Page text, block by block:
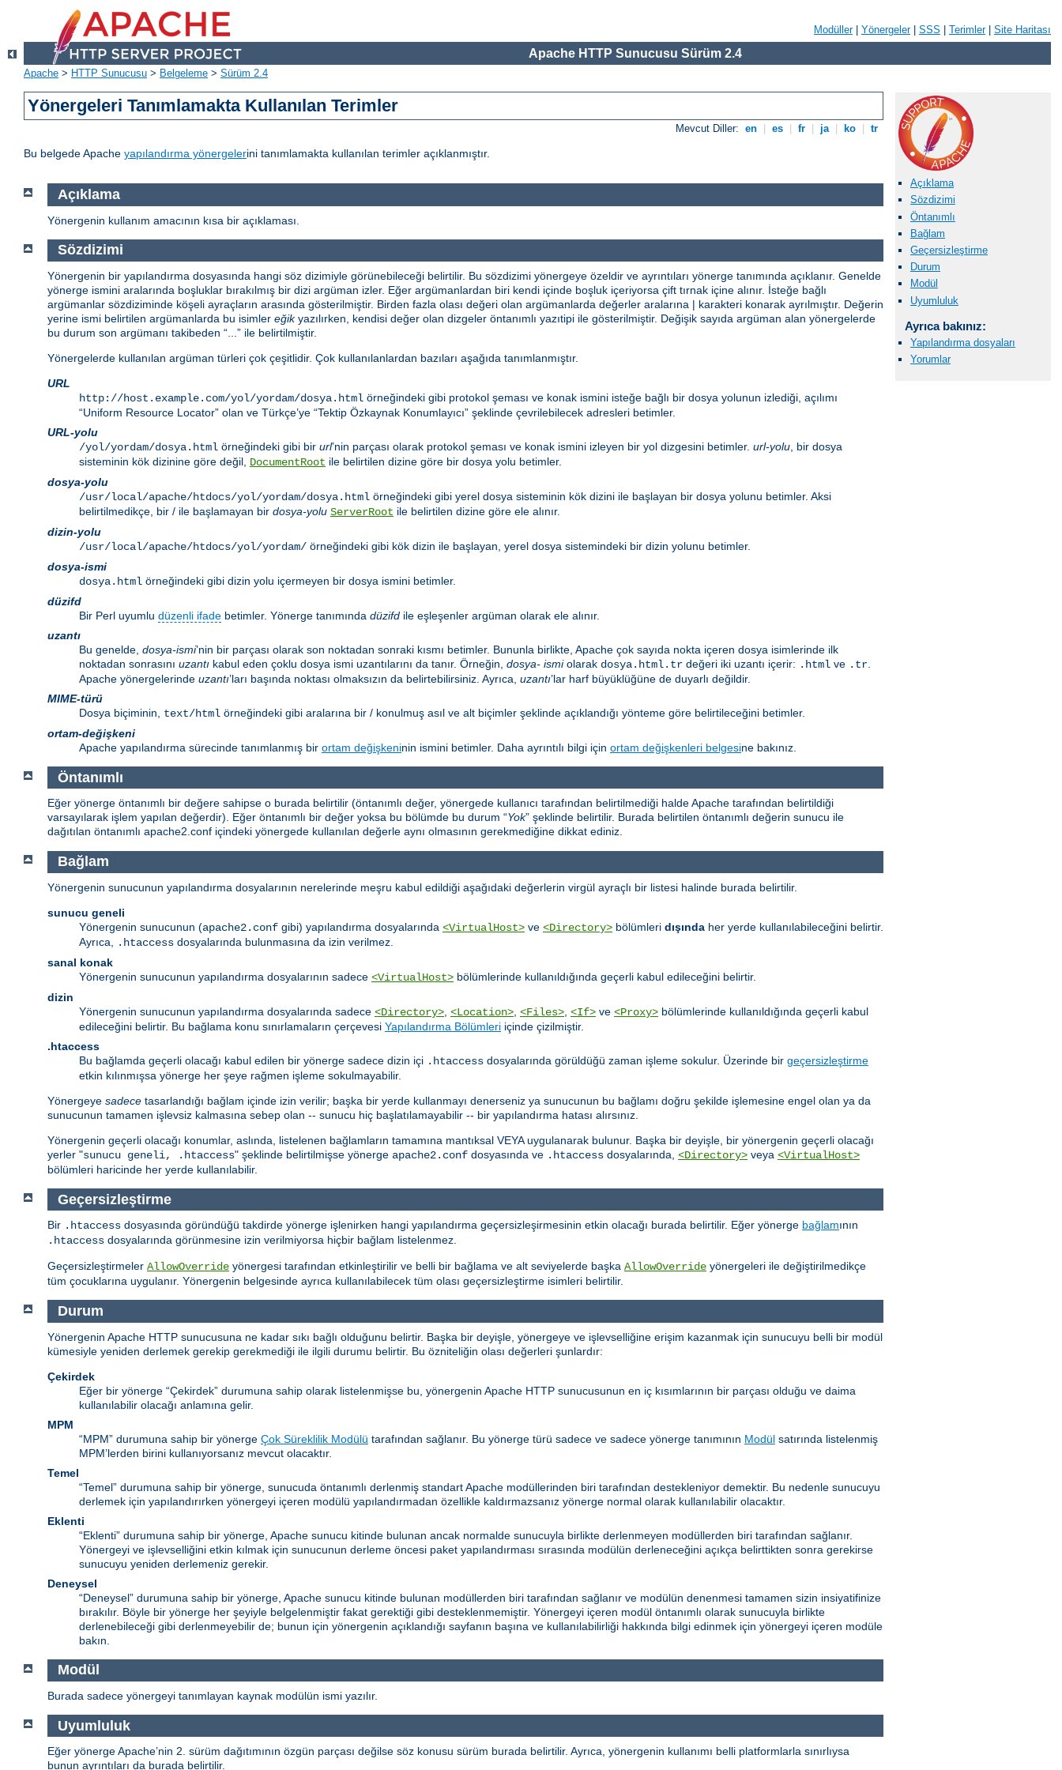
Modüller| Yönergeler| SSS Terimler| Site Haritası
Apache HTTP Sunucusu Sürüm 2.4
Apache > HTTP Sunucusu > Belgeleme > Sürüm 2.4
Yönergeleri Tanımlamakta Kullanılan Terimler
Mevcut Diller: en es fr ja ko tr
Bu belgede Apache yapılandırma yönergelerini tanımlamakta kullanılan terimler açıklanmıştır.
Açıklama
Sözdizimi
Öntanımlı
Bağlam
Geçersizleştirme
Durum
Modül
Uyumluluk
Ayrıca bakınız:
Yapılandırma dosyaları
Yorumlar
Açıklama
Yönergenin kullanım amacının kısa bir açıklaması.
Sözdizimi
Yönergenin bir yapılandırma dosyasında hangi söz dizimiyle görünebileceği belirtilir. Bu sözdizimi yönergeye özeldir ve ayrıntıları yönerge tanımında açıklanır. Genelde
yönerge ismini aralarında boşluklar bırakılmış bir dizi argüman izler. Eğer argümanlardan biri kendi içinde boşluk içeriyorsa çift tırnak içine alınır. İsteğe bağlı
argümanlar sözdiziminde köşeli ayraçların arasında gösterilmiştir. Birden fazla olası değeri olan argümanlarda değerler aralarına | karakteri konarak ayrılmıştır. Değerin
yerine ismi belirtilen argümanlarda bu isimler eğikyazılırken, kendisi değer olan dizgeler öntanımlı yazıtipi ile gösterilmiştir. Değişik sayıda argüman alan yönergelerde
bu durum son argümanı takibeden “...” ile belirtilmiştir.
Yönergelerde kullanılan argüman türleri çok çeşitlidir. Çok kullanılanlardan bazıları aşağıda tanımlanmıştır.
URL
http://host.example.com/yol/yordam/dosya.html örneğindeki gibi protokol şeması ve konak ismini isteğe bağlı bir dosya yolunun izlediği, açılımı
“Uniform Resource Locator” olan ve Türkçe’ye “Tektip Özkaynak Konumlayıcı” şeklinde çevrilebilecek adresleri betimler.
URL-yolu
/yol/yordam/dosya.html örneğindeki gibi bir url’nin parçası olarak protokol şeması ve konak ismini izleyen bir yol dizgesini betimler. url-yolu , bir dosya
sisteminin kök dizinine göre değil, DocumentRoot ile belirtilen dizine göre bir dosya yolu betimler.
dosya-yolu
/usr/local/apache/htdocs/yol/yordam/dosya.html örneğindeki gibi yerel dosya sisteminin kök dizini ile başlayan bir dosya yolunu betimler. Aksi
belirtilmedikçe, bir / ile başlamayan bir dosya-yolu ServerRoot ile belirtilen dizine göre ele alınır.
dizin-yolu
/usr/local/apache/htdocs/yol/yordam/ örneğindeki gibi kök dizin ile başlayan, yerel dosya sistemindeki bir dizin yolunu betimler.
dosya-ismi
dosya.html örneğindeki gibi dizin yolu içermeyen bir dosya ismini betimler.
düzifd
Bir Perl uyumlu düzenli ifade betimler. Yönerge tanımında düzifd ile eşleşenler argüman olarak ele alınır.
uzantı
Bu genelde, dosya-ismi’nin bir parçası olarak son noktadan sonraki kısmı betimler. Bununla birlikte, Apache çok sayıda nokta içeren dosya isimlerinde ilk
noktadan sonrasını uzantı kabul eden çoklu dosya ismi uzantılarını da tanır. Örneğin, dosya- ismiolarak dosya.html.tr değeri iki uzantı içerir: .html ve .tr
Apache yönergelerinde uzantı’ları başında noktası olmaksızın da belirtebilirsiniz. Ayrıca, uzantı’lar harf büyüklüğüne de duyarlı değildir.
MIME-türü
Dosya biçiminin, text/html örneğindeki gibi aralarına bir / konulmuş asıl ve alt biçimler şeklinde açıklandığı yönteme göre belirtileceğini betimler.
ortam-değişkeni
Apache yapılandırma sürecinde tanımlanmış bir ortam değişkeninin ismini betimler. Daha ayrıntılı bilgi için ortam değişkenleri belgesine bakınız.
Öntanımlı
Eğer yönerge öntanımlı bir değere sahipse o burada belirtilir (öntanımlı değer, yönergede kullanıcı tarafından belirtilmediği halde Apache tarafından belirtildiği
varsayılarak işlem yapılan değerdir). Eğer öntanımlı bir değer yoksa bu bölümde bu durum “Yok” şeklinde belirtilir. Burada belirtilen öntanımlı değerin sunucu ile
dağıtılan öntanımlı apache2.conf içindeki yönergede kullanılan değerle aynı olmasının gerekmediğine dikkat ediniz.
Bağlam
Yönergenin sunucunun yapılandırma dosyalarının nerelerinde meşru kabul edildiği aşağıdaki değerlerin virgül ayraçlı bir listesi halinde burada belirtilir.
sunucu geneli
Yönergenin sunucunun (apache2.conf gibi) yapılandırma dosyalarında <VirtualHost> ve <Directory> bölümleri dışında her yerde kullanılabileceğini belirtir.
Ayrıca,
.htaccess dosyalarında bulunmasına da izin verilmez.
sanal konak
Yönergenin sunucunun yapılandırma dosyalarının sadece <VirtualHost> bölümlerinde kullanıldığında geçerli kabul edileceğini belirtir.
dizin
Yönergenin sunucunun yapılandırma dosyalarında sadece <Directory> <Location> <Files> <If> ve <Proxy> bölümlerinde kullanıldığında geçerli kabul
edileceğini belirtir. Bu bağlama konu sınırlamaların çerçevesi Yapılandırma Bölümleri içinde çizilmiştir.
.htaccess
Bu bağlamda geçerli olacağı kabul edilen bir yönerge sadece dizin içi .htaccess dosyalarında görüldüğü zaman işleme sokulur. Üzerinde bir geçersizleştirme
etkin kılınmışsa yönerge her şeye rağmen işleme sokulmayabilir.
Yönergeye sadece tasarlandığı bağlam içinde izin verilir; başka bir yerde kullanmayı denerseniz ya sunucunun bu bağlamı doğru şekilde işlemesine engel olan ya da
sunucunun tamamen işlevsiz kalmasına sebep olan -- sunucu hiç başlatılamayabilir -- bir yapılandırma hatası alırsınız.
Yönergenin geçerli olacağı konumlar, aslında, listelenen bağlamların tamamına mantıksal VEYA uygulanarak bulunur. Başka bir deyişle, bir yönergenin geçerli olacağı
yerler "sunucu geneli, .htaccess" şeklinde belirtilmişse yönerge apache2.conf dosyasında ve .htaccess dosyalarında, <Directory> veya <VirtualHost>
bölümleri haricinde her yerde kullanılabilir.
Geçersizleştirme
Bir .htaccess dosyasında göründüğü takdirde yönerge işlenirken hangi yapılandırma geçersizleşirmesinin etkin olacağı burada belirtilir. Eğer yönerge bağlamının
.htaccess dosyalarında görünmesine izin verilmiyorsa hiçbir bağlam listelenmez.
Geçersizleştirmeler AllowOverride yönergesi tarafından etkinleştirilir ve belli bir bağlama ve alt seviyelerde başka AllowOverride yönergeleri ile değiştirilmedikçe
tüm çocuklarına uygulanır. Yönergenin belgesinde ayrıca kullanılabilecek tüm olası geçersizleştirme isimleri belirtilir.
Durum
Yönergenin Apache HTTP sunucusuna ne kadar sıkı bağlı olduğunu belirtir. Başka bir deyişle, yönergeye ve işlevselliğine erişim kazanmak için sunucuyu belli bir modül
kümesiyle yeniden derlemek gerekip gerekmediği ile ilgili durumu belirtir. Bu özniteliğin olası değerleri şunlardır:
Çekirdek
Eğer bir yönerge “Çekirdek” durumuna sahip olarak listelenmişse bu, yönergenin Apache HTTP sunucusunun en iç kısımlarının bir parçası olduğu ve daima
kullanılabilir olacağı anlamına gelir.
MPM
“MPM” durumuna sahip bir yönerge Çok Süreklilik Modülü tarafından sağlanır. Bu yönerge türü sadece ve sadece yönerge tanımının Modül satırında listelenmiş
MPM’lerden birini kullanıyorsanız mevcut olacaktır.
Temel
“Temel” durumuna sahip bir yönerge, sunucuda öntanımlı derlenmiş standart Apache modüllerinden biri tarafından destekleniyor demektir. Bu nedenle sunucuyu
derlemek için yapılandırırken yönergeyi içeren modülü yapılandırmadan özellikle kaldırmazsanız yönerge normal olarak kullanılabilir olacaktır.
Eklenti
“Eklenti” durumuna sahip bir yönerge, Apache sunucu kitinde bulunan ancak normalde sunucuyla birlikte derlenmeyen modüllerden biri tarafından sağlanır.
Yönergeyi ve işlevselliğini etkin kılmak için sunucunun derleme öncesi paket yapılandırması sırasında modülün derleneceğini açıkça belirttikten sonra gerekirse
sunucuyu yeniden derlemeniz gerekir.
Deneysel
“Deneysel” durumuna sahip bir yönerge, Apache sunucu kitinde bulunan modüllerden biri tarafından sağlanır ve modülün denenmesi tamamen sizin insiyatifinize
bırakılır. Böyle bir yönerge her şeyiyle belgelenmiştir fakat gerektiği gibi desteklenmemiştir. Yönergeyi içeren modül öntanımlı olarak sunucuyla birlikte
derlenebileceği gibi derlenmeyebilir de; bunun için yönergenin açıklandığı sayfanın başına ve kullanılabilirliği hakkında bilgi edinmek için yönergeyi içeren modüle
bakın.
Modül
Burada sadece yönergeyi tanımlayan kaynak modülün ismi yazılır.
Uyumluluk
Eğer yönerge Apache’nin 2. sürüm dağıtımının özgün parçası değilse söz konusu sürüm burada belirtilir. Ayrıca, yönergenin kullanımı belli platformlarla sınırlıysa
bunun ayrıntıları da burada belirtilir.